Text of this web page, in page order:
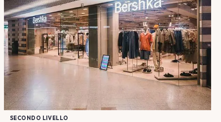
SECONDO LIVELLO